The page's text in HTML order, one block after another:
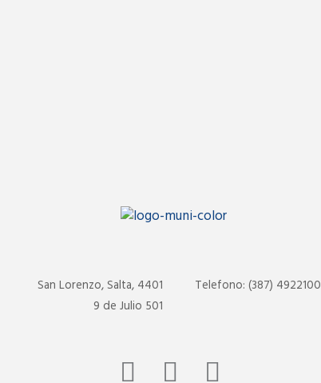
Telefono: (387) 4922100
San Lorenzo, Salta, 4401
9 de Julio 501